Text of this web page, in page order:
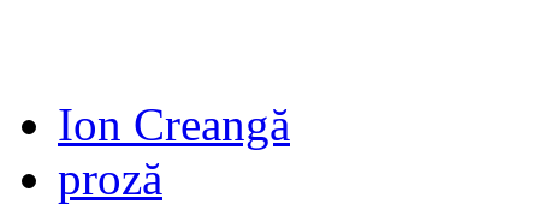
Ion Creangă
proză